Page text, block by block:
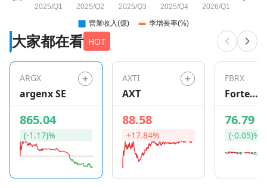
大家都在看 HOT
ARGX
argenx SE
865.04
(-1.17)%
AXTI
AXT
88.58
+17.84%
FBRX
Forte
76.79
(-0.05)%